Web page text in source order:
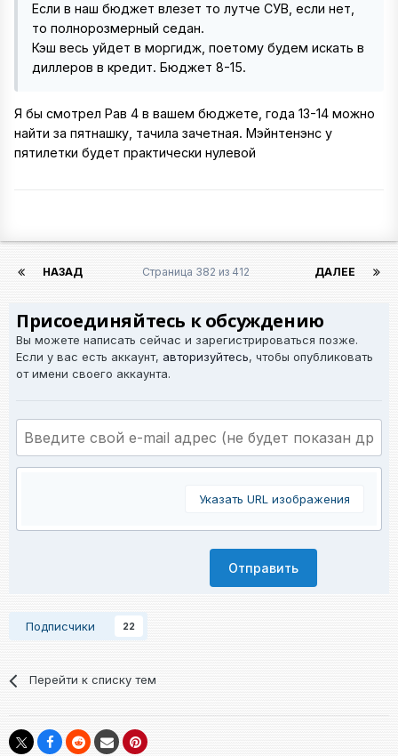
Если в наш бюджет влезет то лутче СУВ, если нет,
то полнорозмерный седан.
Кэш весь уйдет в моргидж, поетому будем искать в
диллеров в кредит. Бюджет 8-15.
Я бы смотрел Рав 4 в вашем бюджете, года 13-14 можно
найти за пятнашку, тачила зачетная. Мэйнтенэнс у
пятилетки будет практически нулевой
НАЗАД ДАЛЕЕ
Страница 382 из 412
Присоединяйтесь к обсуждению
Вы можете написать сейчас и зарегистрироваться позже.
Если у вас есть аккаунт, авторизуйтесь, чтобы опубликовать
от имени своего аккаунта.
Указать URL изображения
Отправить
Подписчики 22
Перейти к списку тем